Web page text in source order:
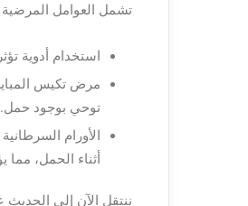
تشمل العوامل
استخدام أدوية
مرض تكيس
توحي بوجود حمل.
الأورام
أثناء الحمل،
ننتقل الآن إلى